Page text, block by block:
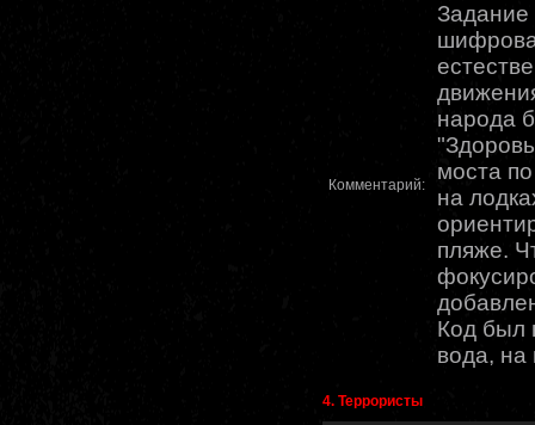
Комментарий:
Задание
народа
моста
на
пляже.
Код был
вода, на
4. Террористы